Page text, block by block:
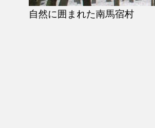
自然に囲まれた南馬宿村